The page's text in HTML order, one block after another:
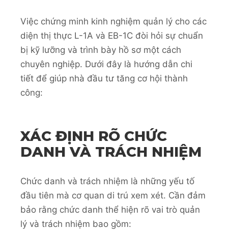
Việc chứng minh kinh nghiệm quản lý cho các
diện thị thực L-1A và EB-1C đòi hỏi sự chuẩn
bị kỹ lưỡng và trình bày hồ sơ một cách
chuyên nghiệp. Dưới đây là hướng dẫn chi
tiết để giúp nhà đầu tư tăng cơ hội thành
công:
XÁC ĐỊNH RÕ CHỨC
DANH VÀ TRÁCH NHIỆM
Chức danh và trách nhiệm là những yếu tố
đầu tiên mà cơ quan di trú xem xét. Cần đảm
bảo rằng chức danh thể hiện rõ vai trò quản
lý và trách nhiệm bao gồm: